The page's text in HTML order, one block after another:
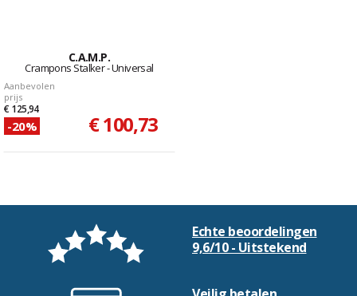
C.A.M.P.
Crampons Stalker - Universal
Aanbevolen
prijs
€ 125,94
-20% € 100,73
Echte beoordelingen
9,6/10 - Uitstekend